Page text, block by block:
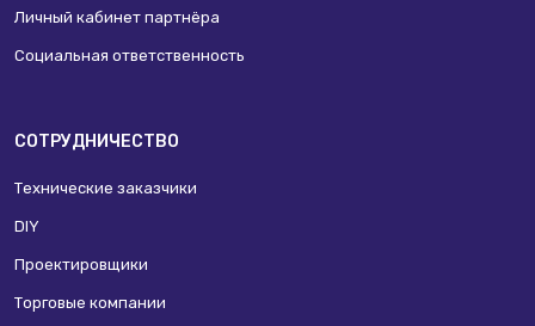
Личный кабинет партнёра
Социальная ответственность
СОТРУДНИЧЕСТВО
Технические заказчики
DIY
Проектировщики
Торговые компании